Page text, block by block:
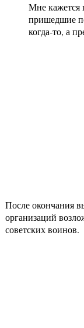
Мне кажется
пришедшие
когда-то, а
После окончания
организаций
советских воинов.